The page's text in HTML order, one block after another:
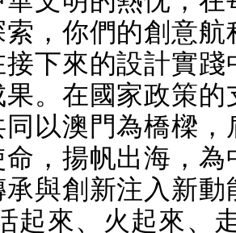
索，你們的創意航
下來的設計實踐
。在國家政策的
以澳門為橋樑，
命，揚帆出海，為
承與創新注入新動
起來、火起來、